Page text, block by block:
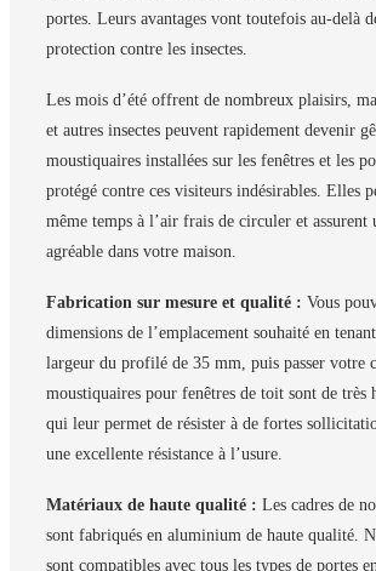
portes. Leurs avantages vont toutefois au-delà
protection contre les insectes.
Les mois d’été offrent de nombreux plaisirs,
et autres insectes peuvent rapidement devenir
moustiquaires installées sur les fenêtres et les
protégé contre ces visiteurs indésirables. Elles
même temps à l’air frais de circuler et assurent
agréable dans votre maison.
Fabrication sur mesure et qualité : Vous
dimensions de l’emplacement souhaité en
largeur du profilé de 35 mm, puis passer votre
moustiquaires pour fenêtres de toit sont de très
qui leur permet de résister à de fortes
une excellente résistance à l’usure.
Matériaux de haute qualité : Les cadres de
sont fabriqués en aluminium de haute qualité.
sont compatibles avec tous les types de portes